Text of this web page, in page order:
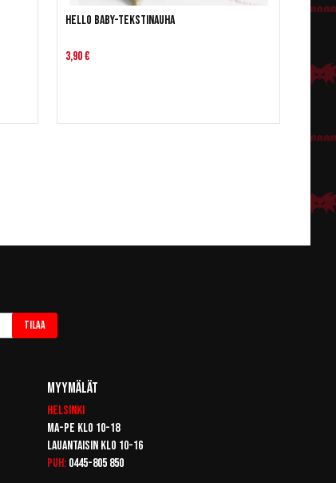
Hello Baby-tekstinauha
3,90 €
Tilaa
Myymälät
Helsinki
Ma-pe klo 10-18
Lauantaisin klo 10-16
Puh: 0445-805 850